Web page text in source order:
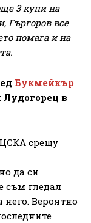
3 купи на
Гъргоров все
помага и на
Букмейкър
в
срещу
да си
съм гледал
Вероятно